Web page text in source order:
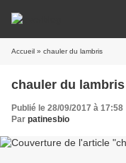
Accueil » chauler du lambris
chauler du lambris
Publié le 28/09/2017 à 17:58
Par patinesbio